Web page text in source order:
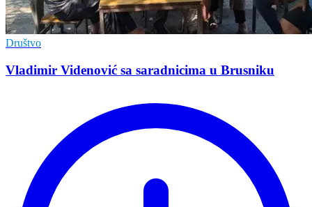
Društvo
Vladimir Vidеnović sa saradnicima u Brusniku